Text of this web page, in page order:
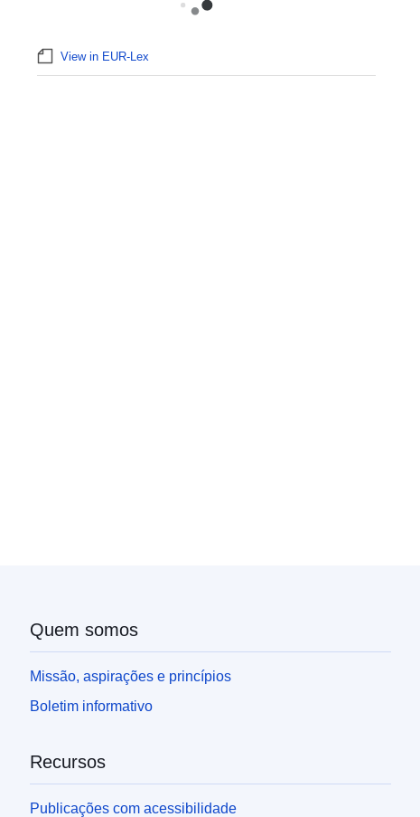
View in EUR-Lex
Quem somos
Missão, aspirações e princípios
Boletim informativo
Recursos
Publicações com acessibilidade